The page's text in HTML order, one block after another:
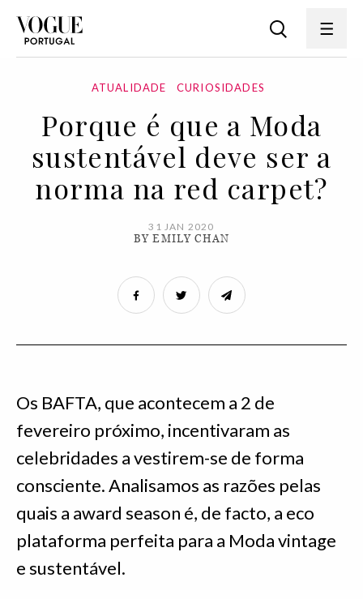
ATUALIDADE CURIOSIDADES
Porque é que a Moda
sustentável deve ser a
norma na red carpet?
31 JAN 2020
BY EMILY CHAN
Os BAFTA, que acontecem a 2 de
fevereiro próximo, incentivaram as
celebridades a vestirem-se de forma
consciente. Analisamos as razões pelas
quais a award season é, de facto, a eco
plataforma perfeita para a Moda vintage
e sustentável.